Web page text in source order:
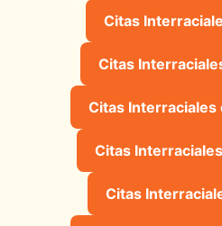
Citas
Citas
Citas Interraciales
Citas
Citas